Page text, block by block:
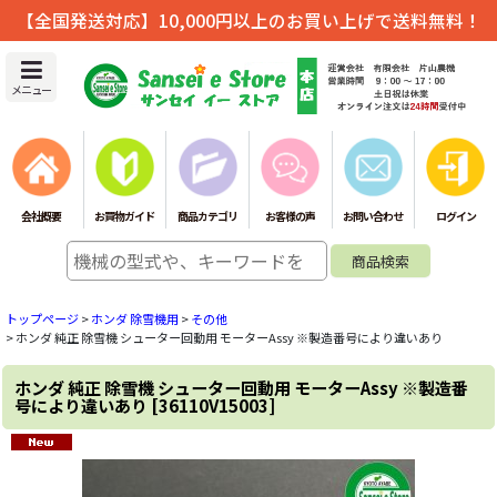
【全国発送対応】10,000円以上のお買い上げで送料無料！
メニュー
会社概要 お買物ガイド 商品カテゴリ お客様の声 お問い合わせ ログイン
トップページ>ホンダ 除雪機用 >その他
>ホンダ 純正 除雪機 シューター回動用 モーターAssy ※製造番号により違いあり
ホンダ 純正 除雪機 シューター回動用 モーターAssy ※製造番
号により違いあり [36110V15003]